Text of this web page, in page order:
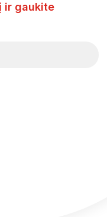
ir gaukite